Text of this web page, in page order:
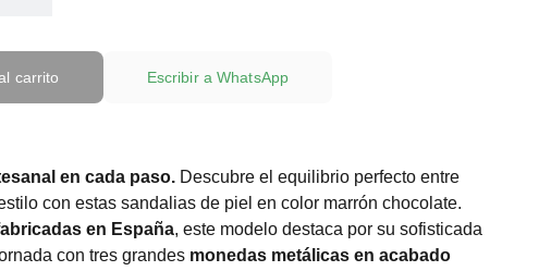
carrito Escribir a WhatsApp
en cada paso. Descubre el equilibrio perfecto entre
con estas sandalias de piel en color marrón chocolate.
en España, este modelo destaca por su sofisticada
con tres grandes monedas metálicas en acabado